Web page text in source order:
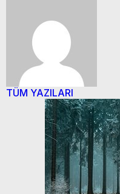
TÜM YAZILARI